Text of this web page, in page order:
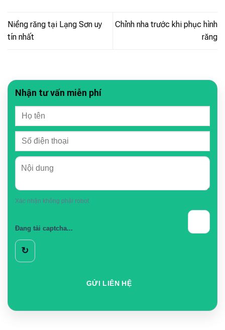
Niềng răng tại Lạng Sơn uy
tín nhất
Chỉnh nha trước khi phục hình
răng
Nhận tư vấn miễn phí
Xác nhận không phải robot
Đang tải captcha...
↻
GỬI LIÊN HỆ